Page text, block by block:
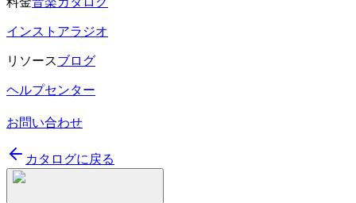
インストアラジオ
リソースブログ
ヘルプセンター
お問い合わせ
カタログに戻る